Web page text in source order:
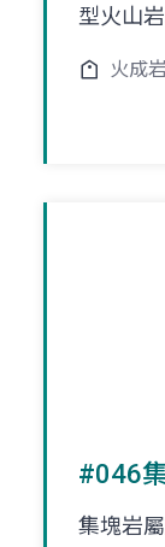
型火山
火成岩
#046
集塊岩